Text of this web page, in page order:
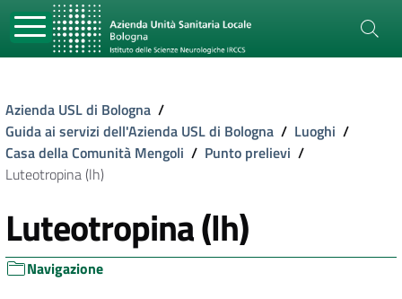
Azienda USL di Bologna /
Guida ai servizi dell'Azienda USL di Bologna / Luoghi /
Casa della Comunità Mengoli / Punto prelievi /
Luteotropina (lh)
Luteotropina (lh)
Navigazione